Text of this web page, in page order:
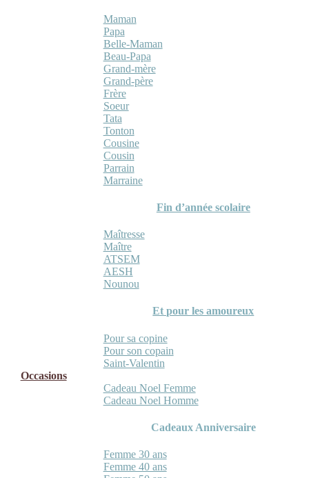
Maman
Papa
Belle-Maman
Beau-Papa
Grand-mère
Grand-père
Frère
Soeur
Tata
Tonton
Cousine
Cousin
Parrain
Marraine
Fin d’année scolaire
Maîtresse
Maître
ATSEM
AESH
Nounou
Et pour les amoureux
Pour sa copine
Pour son copain
Saint-Valentin
Occasions
Cadeau Noel Femme
Cadeau Noel Homme
Cadeaux Anniversaire
Femme 30 ans
Femme 40 ans